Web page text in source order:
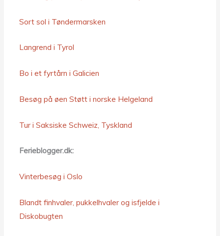
Sort sol i Tøndermarsken
Langrend i Tyrol
Bo i et fyrtårn i Galicien
Besøg på øen Støtt i norske Helgeland
Tur i Saksiske Schweiz, Tyskland
Ferieblogger.dk:
Vinterbesøg i Oslo
Blandt finhvaler, pukkelhvaler og isfjelde i
Diskobugten